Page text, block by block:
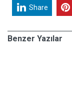
Share
Benzer Yazılar